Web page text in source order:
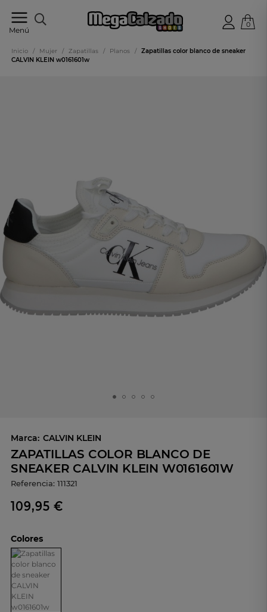
Menú
online
0
Inicio / Mujer / Zapatillas / Planos /
Zapatillas color blanco de sneaker
CALVIN KLEIN w0161601w
Marca: CALVIN KLEIN
ZAPATILLAS COLOR BLANCO DE
SNEAKER CALVIN KLEIN W0161601W
Referencia: 111321
109,95 €
Colores